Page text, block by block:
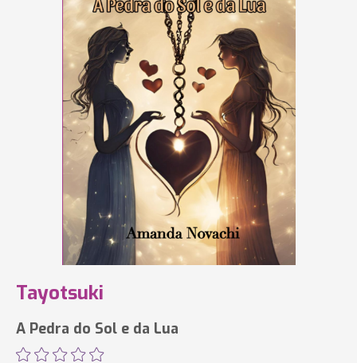
Tayotsuki
A Pedra do Sol e da Lua